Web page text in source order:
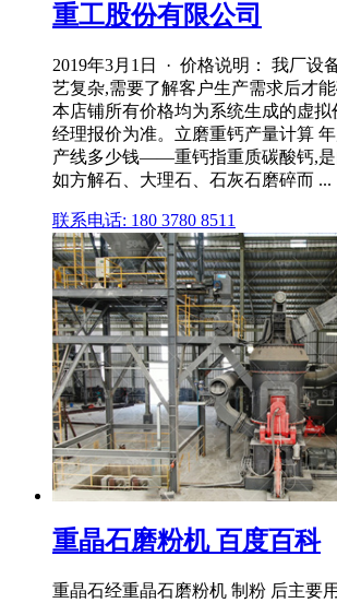
重工股份有限公司
2019年3月1日 · 价格说明： 我厂设
艺复杂,需要了解客户生产需求后才能
本店铺所有价格均为系统生成的虚拟
经理报价为准。立磨重钙产量计算
产线多少钱——重钙指重质碳酸钙,是
如方解石、大理石、石灰石磨碎而 ...
联系电话: 180 3780 8511
重晶石磨粉机 百度百科
重晶石经重晶石磨粉机 制粉 后主要